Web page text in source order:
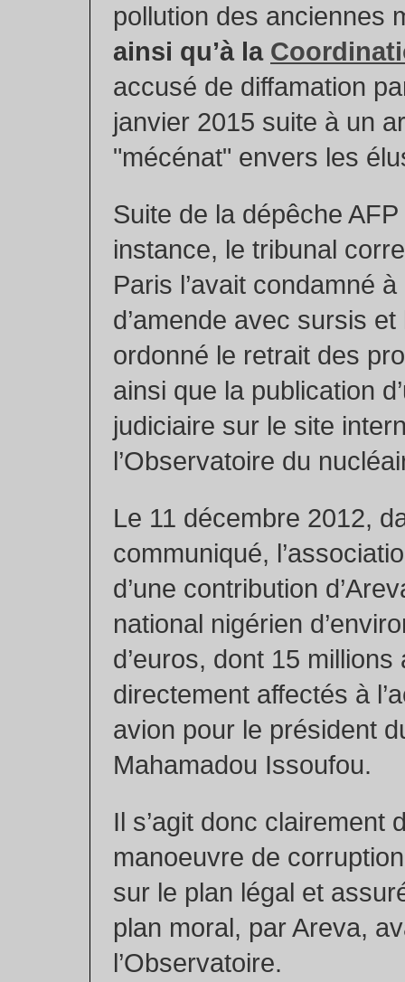
pollution des anciennes
ainsi qu’à la
accusé de diffamation
janvier 2015 suite à un
"mécénat" envers les
Suite de la dépêche
instance, le tribunal
Paris l’avait condamné
d’amende avec sursis et
ordonné le retrait des
ainsi que la publication
judiciaire sur le site
l’Observatoire du
Le 11 décembre 2012,
communiqué,
d’une contribution
national nigérien
d’euros, dont 15
directement affectés à
avion pour le président
Mahamadou Issoufou.
Il s’agit donc clairement
manoeuvre de
sur le plan légal et
plan moral, par Areva,
l’Observatoire.